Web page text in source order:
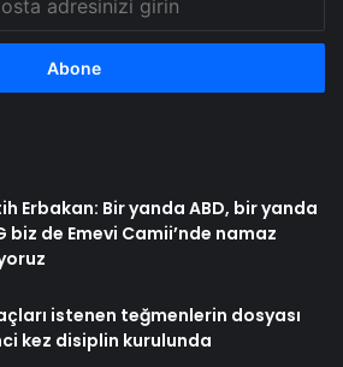
Erbakan: Bir yanda ABD, bir yanda
biz de Emevi Camii’nde namaz
istenen teğmenlerin dosyası
kez disiplin kurulunda